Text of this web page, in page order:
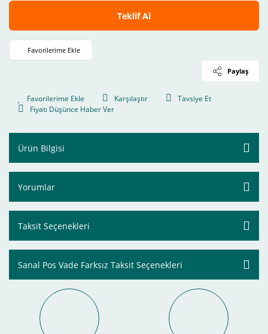
Teklif Al
Paylaş
Karşılaştır
Tavsiye Et
Fiyatı Düşünce Haber Ver
Ürün Bilgisi
Yorumlar
Taksit Seçenekleri
Sanal Pos Vade Farksız Taksit Seçenekleri